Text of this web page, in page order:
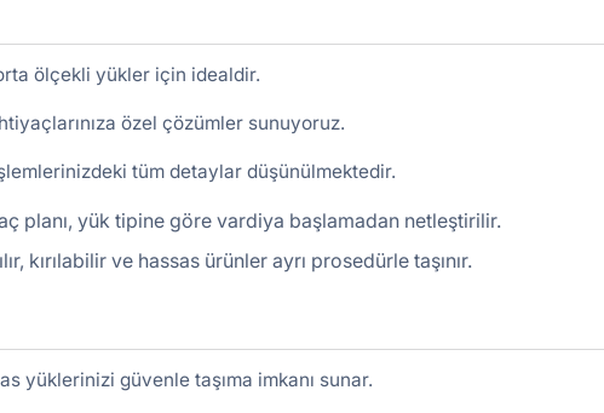
ölçekli yükler için idealdir.
özel çözümler sunuyoruz.
tüm detaylar düşünülmektedir.
planı, yük tipine göre vardiya başlamadan netleştirilir.
kırılabilir ve hassas ürünler ayrı prosedürle taşınır.
yüklerinizi güvenle taşıma imkanı sunar.